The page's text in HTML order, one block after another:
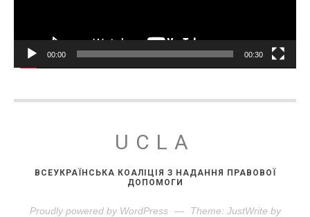
00:00 00:30
UCLA
ВСЕУКРАЇНСЬКА КОАЛІЦІЯ З НАДАННЯ ПРАВОВОЇ
ДОПОМОГИ
Proudly powered by WordPress —
Theme: JustWrite by